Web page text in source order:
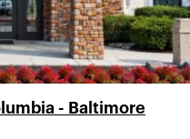
- Baltimore